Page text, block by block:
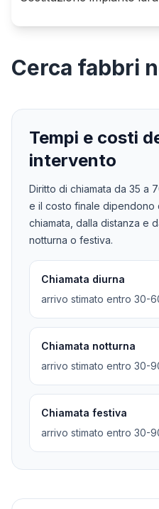
Cerca fabbri
Tempi e costi
intervento
Diritto di chiamata da 35 a
e il costo finale dipendono
chiamata, dalla distanza e
notturna o festiva.
Chiamata diurna
arrivo stimato entro 30-
Chiamata notturna
arrivo stimato entro 30-
Chiamata festiva
arrivo stimato entro 30-